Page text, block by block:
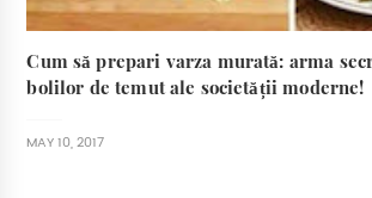
Cum să prepari varza murată: arma
bolilor de temut ale societății moderne!
MAY 10, 2017